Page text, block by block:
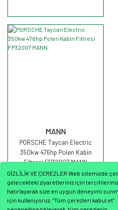
GİZLİLİK VE ÇEREZLER Web sitemizde
gelecekteki ziyaretleriniz için
hatırlayarak size en uygun deneyimi
için kullanıyoruz. “Tüm çerezleri kabul et”
MANN
PORSCHE Taycan Electric
350kw 476hp Polen Kabin
Filtresi FP32007 MANN